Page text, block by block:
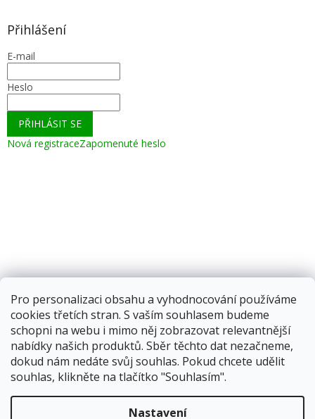
Pro personalizaci obsahu a vyhodnocování používáme
cookies třetích stran. S vaším souhlasem budeme
schopni na webu i mimo něj zobrazovat relevantnější
nabídky našich produktů. Sběr těchto dat nezačneme,
dokud nám nedáte svůj souhlas. Pokud chcete udělit
souhlas, klikněte na tlačítko "Souhlasím".
Nastavení
Přihlášení
E-mail
Heslo
PŘIHLÁSIT SE
Nová registraceZapomenuté heslo